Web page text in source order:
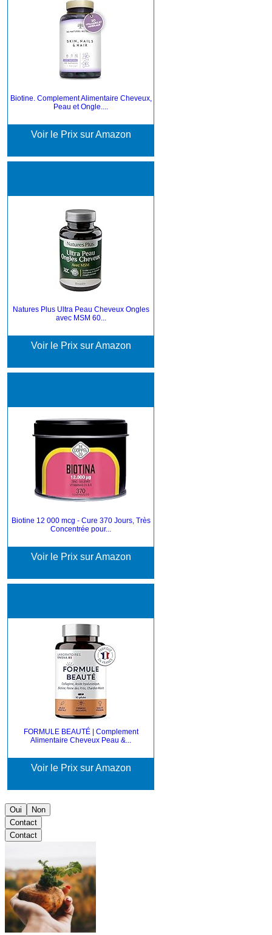
Biotine. Complement Alimentaire Cheveux,
Peau et Ongle....
Voir le Prix sur Amazon
Natures Plus Ultra Peau Cheveux Ongles
avec MSM 60...
Voir le Prix sur Amazon
Biotine 12 000 mcg - Cure 370 Jours, Très
Concentrée pour...
Voir le Prix sur Amazon
FORMULE BEAUTÉ | Complement
Alimentaire Cheveux Peau &...
Voir le Prix sur Amazon
Oui
Non
Contact
Contact